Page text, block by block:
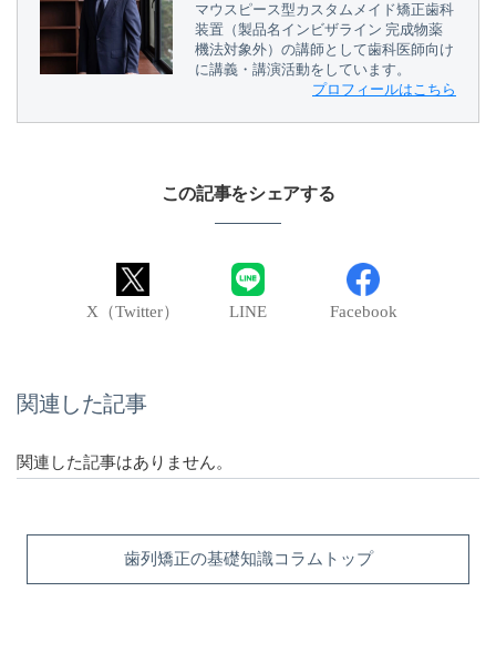
マウスピース型カスタムメイド矯正歯科
装置（製品名インビザライン 完成物薬
機法対象外）の講師として歯科医師向け
に講義・講演活動をしています。
プロフィールはこちら
この記事をシェアする
X（Twitter） LINE Facebook
関連した記事
関連した記事はありません。
歯列矯正の基礎知識コラムトップ